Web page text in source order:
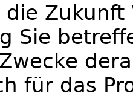
Sie
für das